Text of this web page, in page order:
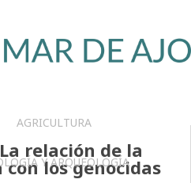
AGRICULTURA
Y ARQUEOLOGÍA
La relación de la
los genocidas